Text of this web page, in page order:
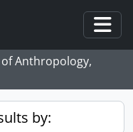
Anthropology,
by: